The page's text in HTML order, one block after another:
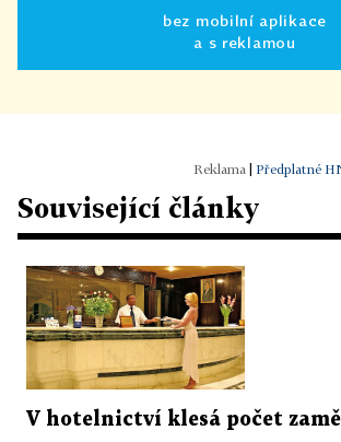
bez mobilní aplikace
a s reklamou
Předplatné
Související články
V hotelnictví klesá počet